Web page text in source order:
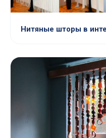
Нитяные шторы в